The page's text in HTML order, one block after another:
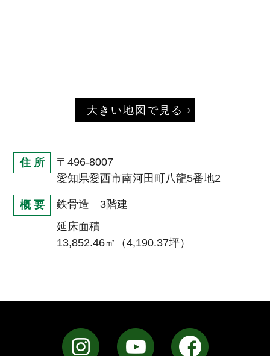
大きい地図で見る
住 所
〒496-8007
愛知県愛西市南河田町八龍5番地2
概 要
鉄骨造 3階建
延床面積
13,852.46㎡（4,190.37坪）